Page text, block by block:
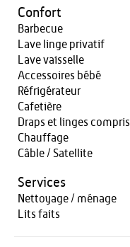
Confort
Barbecue
Lave linge privatif
Lave vaisselle
Accessoires bébé
Réfrigérateur
Cafetière
Draps et linges compris
Chauffage
Câble / Satellite
Services
Nettoyage / ménage
Lits faits